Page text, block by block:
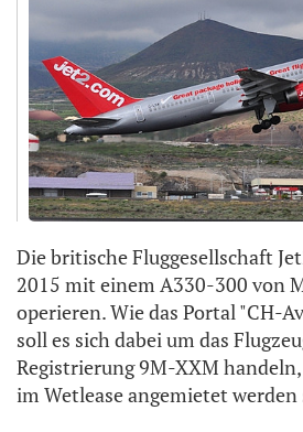
Die britische Fluggesellschaft
2015 mit einem A330-300 von
operieren. Wie das Portal "CH-
soll es sich dabei um das
Registrierung 9M-XXM
im Wetlease angemietet werden